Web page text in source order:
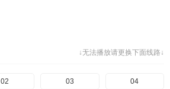
↓无法播放请更换下面线路↓
02 03 04